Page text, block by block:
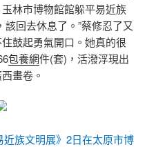
林市博物館館躲平易近族
回去休息了。”蔡修忍了又
鼓起勇氣開口。她真的很
包養網件(套)，活潑浮現出
畫卷。
族文明展》2日在太原市博